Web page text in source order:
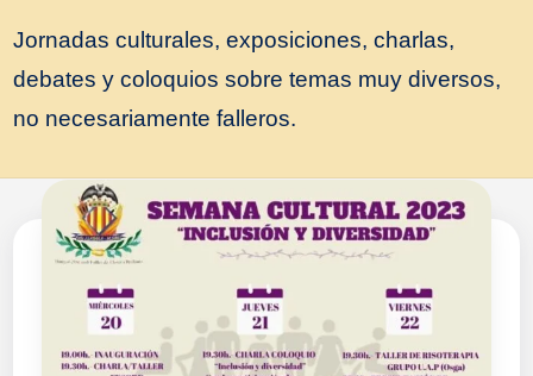
Jornadas culturales, exposiciones, charlas,
debates y coloquios sobre temas muy diversos,
no necesariamente falleros.